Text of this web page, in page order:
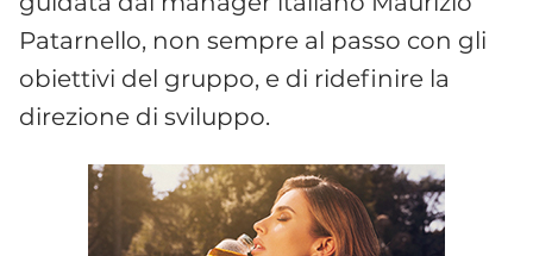
Patarnello, non sempre al passo con gli
obiettivi del gruppo, e di ridefinire la
direzione di sviluppo.